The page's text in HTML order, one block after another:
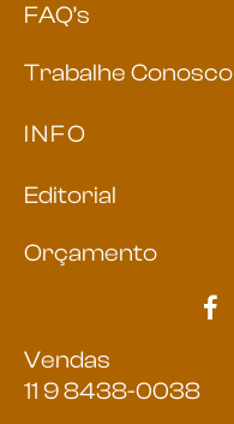
FAQ’s
Trabalhe Conosco
INFO
Editorial
Orçamento
Vendas
11 9 8438-0038